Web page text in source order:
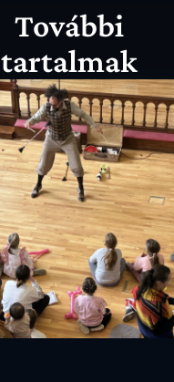
További
tartalmak